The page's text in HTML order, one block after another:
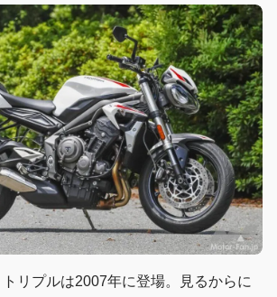
リプルは2007年に登場。見るからに